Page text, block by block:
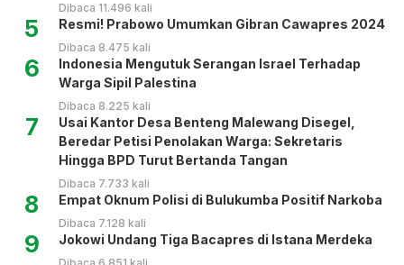
Dibaca 11.496 kali
5 Resmi! Prabowo Umumkan Gibran Cawapres 2024
Dibaca 8.475 kali
6
Indonesia Mengutuk Serangan Israel Terhadap
Warga Sipil Palestina
Dibaca 8.225 kali
7
Usai Kantor Desa Benteng Malewang Disegel,
Beredar Petisi Penolakan Warga: Sekretaris
Hingga BPD Turut Bertanda Tangan
Dibaca 7.733 kali
8 Empat Oknum Polisi di Bulukumba Positif Narkoba
Dibaca 7.128 kali
9 Jokowi Undang Tiga Bacapres di Istana Merdeka